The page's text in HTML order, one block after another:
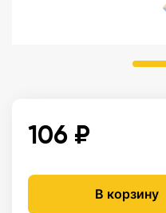
106 ₽
В корзину